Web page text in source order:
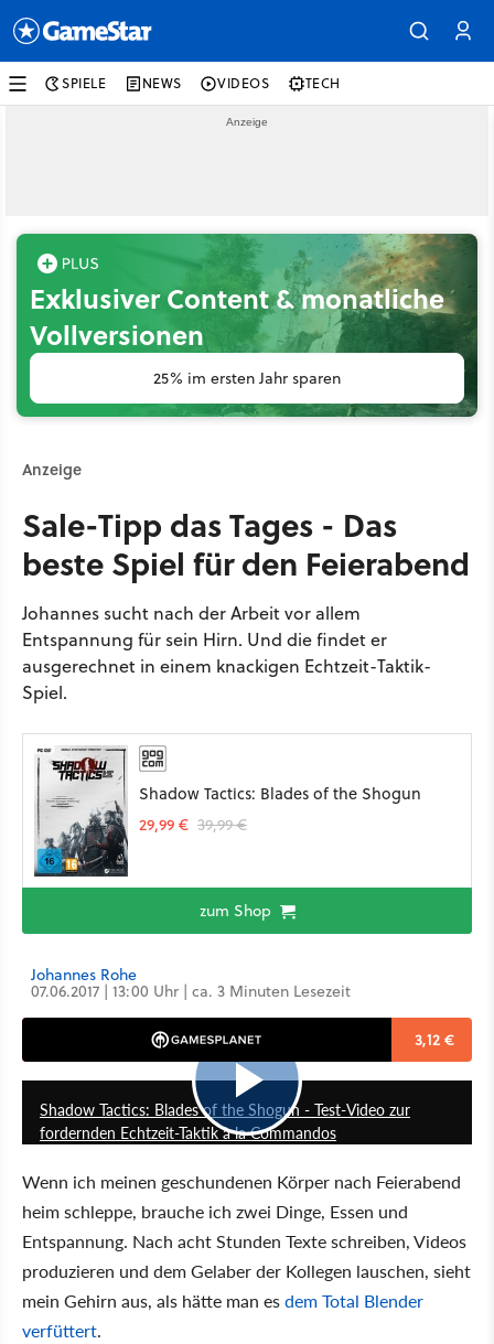
SPIELE NEWS VIDEOS TECH
Exklusiver Content & monatliche
Vollversionen
25% im ersten Jahr sparen
Anzeige
Sale-Tipp das Tages - Das
beste Spiel für den Feierabend
Johannes sucht nach der Arbeit vor allem
Entspannung für sein Hirn. Und die findet er
ausgerechnet in einem knackigen Echtzeit-Taktik-
Spiel.
Shadow Tactics: Blades of the Shogun
29,99 € 39,99 €
zum Shop
Johannes Rohe
07.06.2017 | 13:00 Uhr | ca. 3 Minuten Lesezeit
3,12 €
8:50
Shadow Tactics: Blades of the Shogun - Test-Video zur
fordernden Echtzeit-Taktik à la Commandos
Wenn ich meinen geschundenen Körper nach Feierabend
heim schleppe, brauche ich zwei Dinge, Essen und
Entspannung. Nach acht Stunden Texte schreiben, Videos
produzieren und dem Gelaber der Kollegen lauschen, sieht
mein Gehirn aus, als hätte man esdem Total Blender
verfüttert.